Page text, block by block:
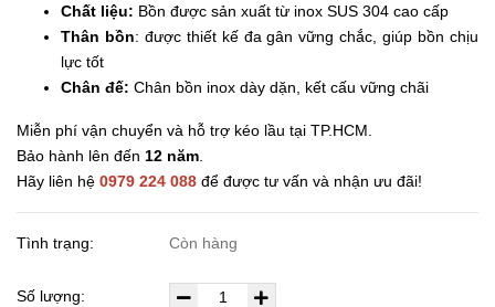
Chất liệu: Bồn được sản xuất từ inox SUS 304 cao cấp
Thân bồn: được thiết kế đa gân vững chắc, giúp bồn chịu
lực tốt
Chân đế: Chân bồn inox dày dặn, kết cấu vững chãi
Miễn phí vận chuyển và hỗ trợ kéo lầu tại TP.HCM.
Bảo hành lên đến 12 năm
Hãy liên hệ 0979 224 088 để được tư vấn và nhận ưu đãi!
Tình trạng: Còn hàng
Số lượng: